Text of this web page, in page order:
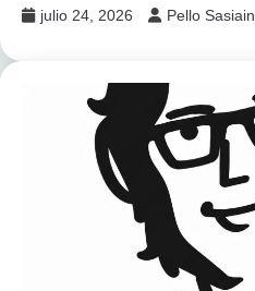
julio 24, 2026 Pello Sasiain